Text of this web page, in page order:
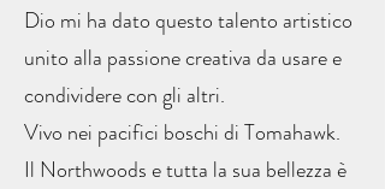
Dio mi ha dato questo talento artistico
unito alla passione creativa da usare e
condividere con gli altri.
Vivo nei pacifici boschi di Tomahawk.
Il Northwoods e tutta la sua bellezza è